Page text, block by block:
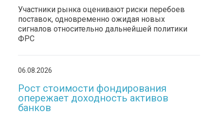
Участники рынка оценивают риски перебоев
поставок, одновременно ожидая новых
сигналов относительно дальнейшей политики
ФРС
06.08.2026
Рост стоимости фондирования
опережает доходность активов
банков